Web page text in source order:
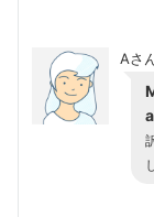
Aさ